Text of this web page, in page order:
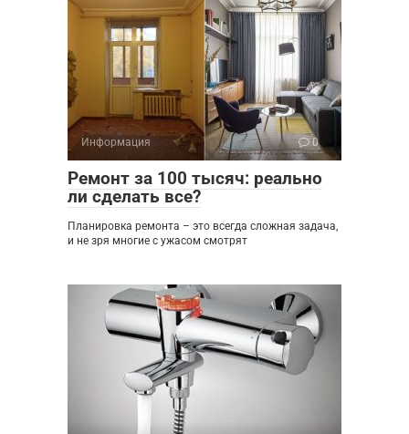
Информация 0
Ремонт за 100 тысяч: реально
ли сделать все?
Планировка ремонта – это всегда сложная задача,
и не зря многие с ужасом смотрят